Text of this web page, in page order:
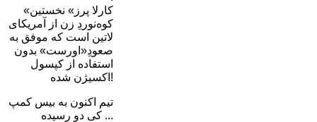
«کارلا پرز» نخستین
کوه‌نوردِ زن از آمریکای
لاتین است که موفق به
صعودِ«اورست» بدون
استفاده از کپسول
اکسیژن شده!
تیم اکنون به بیس کمپ
کی دو رسیده ...